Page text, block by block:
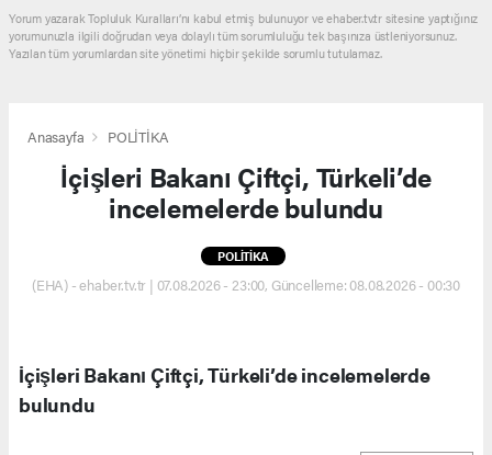
Yorum yazarak Topluluk Kuralları’nı kabul etmiş bulunuyor ve ehaber.tv.tr sitesine yaptığınız
yorumunuzla ilgili doğrudan veya dolaylı tüm sorumluluğu tek başınıza üstleniyorsunuz.
Yazılan tüm yorumlardan site yönetimi hiçbir şekilde sorumlu tutulamaz.
Anasayfa POLİTİKA
İçişleri Bakanı Çiftçi, Türkeli’de
incelemelerde bulundu
POLİTİKA
(EHA) - ehaber.tv.tr | 07.08.2026 - 23:00, Güncelleme: 08.08.2026 - 00:30
İçişleri Bakanı Çiftçi, Türkeli’de incelemelerde
bulundu